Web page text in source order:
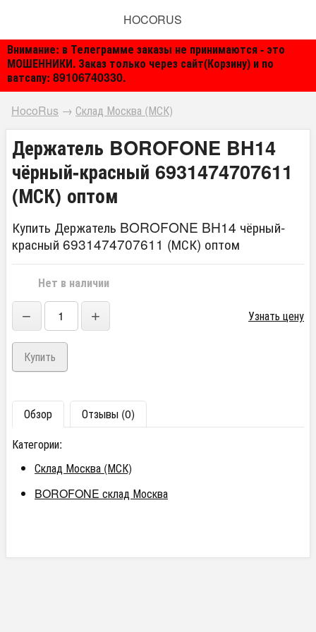
Внимание: в Телеграмме заказы не принимаются - это
МОШЕННИКИ. Заказ только через сайт(Корзину) и по
ватсапу: 89106740330.
HOCORUS
HocoRus → Склад Москва (МСК)
Держатель BOROFONE BH14
чёрный-красный 6931474707611
(МСК) оптом
Купить Держатель BOROFONE BH14 чёрный-
красный 6931474707611 (МСК) оптом
Нет в наличии
− + Узнать цену
Обзор
Отзывы (0)
Категории:
Склад Москва (МСК)
BOROFONE склад Москва